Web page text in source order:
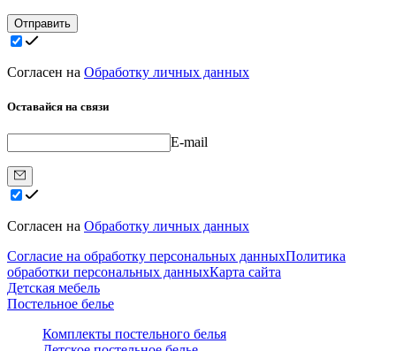
Отправить
Согласен на Обработку личных данных
Оставайся на связи
E-mail
Согласен на Обработку личных данных
Согласие на обработку персональных данныхПолитика
обработки персональных данныхКарта сайта
Детская мебель
Постельное белье
Комплекты постельного белья